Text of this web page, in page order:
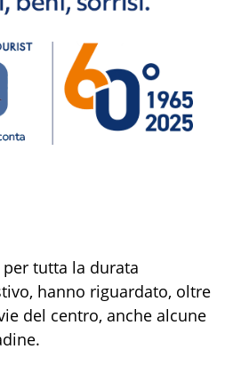
tutta la durata
hanno riguardato, oltre
del centro, anche alcune